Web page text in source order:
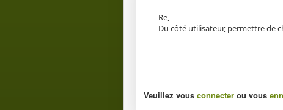
Re,
Du côté utilisateur, permettre de
Veuillez vous connecter ou vous